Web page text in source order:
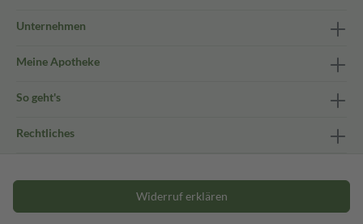
Unternehmen
Meine Apotheke
So geht's
Rechtliches
Widerruf erklären